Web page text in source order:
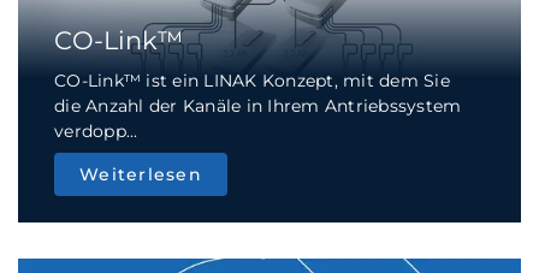
CO-Link™
CO-Link™ ist ein LINAK Konzept, mit dem Sie
die Anzahl der Kanäle in Ihrem Antriebssystem
verdopp...
Weiterlesen